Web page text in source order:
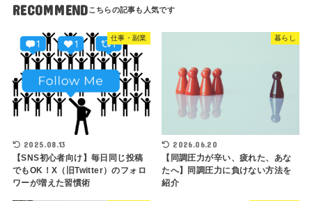
RECOMMEND
仕事・副業
2025.08.13
【SNS初心者向け】毎日同じ投稿
でもOK！X（旧Twitter）のフォロ
ワーが増えた習慣術
暮らし
2026.06.20
【同調圧力が辛い、疲れた、あな
たへ】同調圧力に負けない方法を
紹介